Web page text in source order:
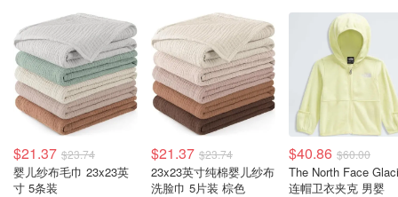
$21.37 $23.74
婴儿纱布毛巾 23x23英
寸 5条装
$21.37 $23.74
23x23英寸纯棉婴儿纱布
洗脸巾 5片装 棕色
$40.86 $60.00
The North Face
连帽卫衣夹克 男婴